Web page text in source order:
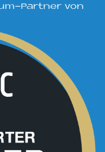
Partner von